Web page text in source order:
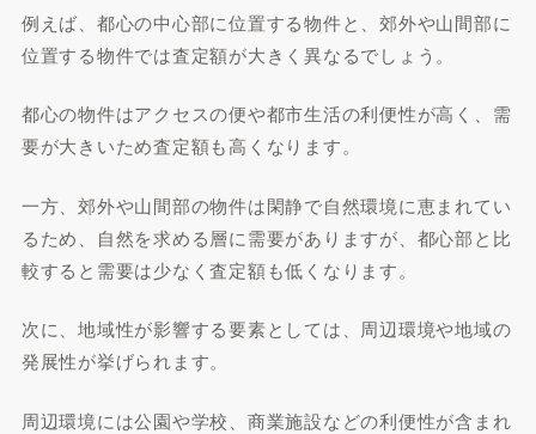
例えば、都心の中心部に位置する物件と、郊外や山間部に
位置する物件では査定額が大きく異なるでしょう。
都心の物件はアクセスの便や都市生活の利便性が高く、需
要が大きいため査定額も高くなります。
一方、郊外や山間部の物件は閑静で自然環境に恵まれてい
るため、自然を求める層に需要がありますが、都心部と比
較すると需要は少なく査定額も低くなります。
次に、地域性が影響する要素としては、周辺環境や地域の
発展性が挙げられます。
周辺環境には公園や学校、商業施設などの利便性が含まれ